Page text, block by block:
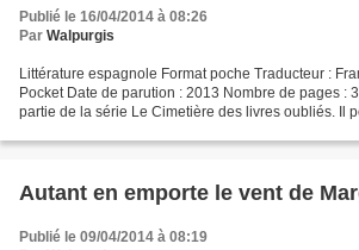
Publié le 16/04/2014 à 08:26
Par Walpurgis
Littérature espagnole Format poche Traducteur :
Pocket Date de parution : 2013 Nombre de pages :
partie de la série Le Cimetière des livres oubliés. Il
Autant en emporte le vent de
Publié le 09/04/2014 à 08:19